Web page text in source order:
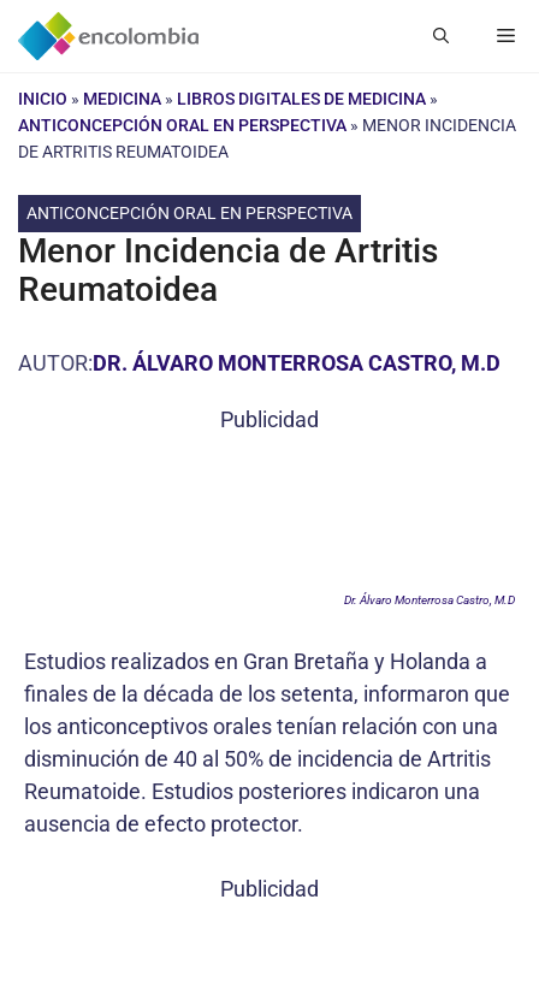
Saltar
INICIO » MEDICINA » LIBROS DIGITALES DE MEDICINA »
ANTICONCEPCIÓN ORAL EN PERSPECTIVA » MENOR INCIDENCIA
DE ARTRITIS REUMATOIDEA
ANTICONCEPCIÓN ORAL EN PERSPECTIVA
Menor Incidencia de Artritis
Reumatoidea
AUTOR:DR. ÁLVARO MONTERROSA CASTRO, M.D
Publicidad
Dr. Álvaro Monterrosa Castro, M.D
Estudios realizados en Gran Bretaña y Holanda a
finales de la década de los setenta, informaron que
los anticonceptivos orales tenían relación con una
disminución de 40 al 50% de incidencia de Artritis
Reumatoide. Estudios posteriores indicaron una
ausencia de efecto protector.
Publicidad